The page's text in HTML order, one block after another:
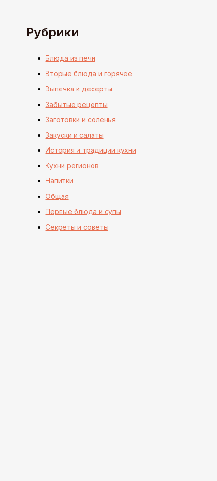
Рубрики
Блюда из печи
Вторые блюда и горячее
Выпечка и десерты
Забытые рецепты
Заготовки и соленья
Закуски и салаты
История и традиции кухни
Кухни регионов
Напитки
Общая
Первые блюда и супы
Секреты и советы